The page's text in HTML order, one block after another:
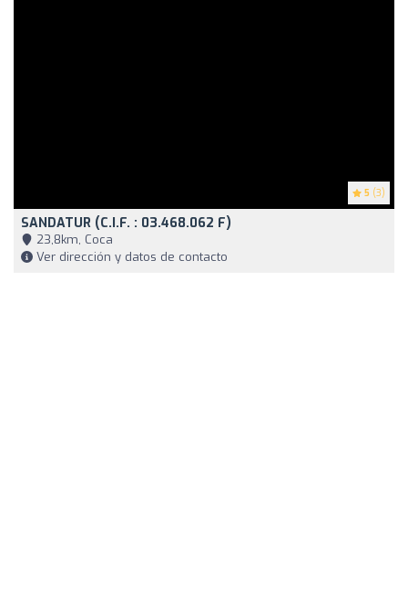
5 (3)
SANDATUR (C.I.F. : 03.468.062 F)
23,8km, Coca
Ver dirección y datos de contacto